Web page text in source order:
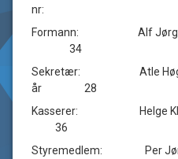
nr:
Formann: Alf Jørgen
34
Sekretær: Atle
år 28
Kasserer: Helge
36
Styremedlem: Per